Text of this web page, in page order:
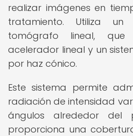
realizar imágenes en
tratamiento. Utiliza un
tomógrafo lineal,
acelerador lineal y un
por haz cónico.
Este sistema permite
radiación de intensidad
ángulos alrededor del
proporciona una